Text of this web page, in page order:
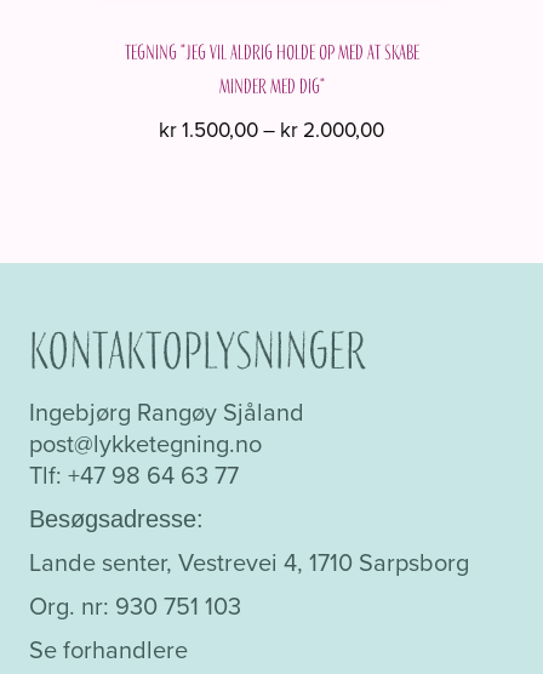
Tegning "Jeg vil aldrig holde op med at skabe
minder med dig"
kr1.500,00– kr 2.000,00Prisinterval:
flere
Mulighederne
kan
på
Kontaktoplysninger
Ingebjørg Rangøy Sjåland
post@lykketegning.no
Tlf: +47 98 64 63 77
Besøgsadresse:
Lande senter, Vestrevei 4, 1710 Sarpsborg
Org. nr: 930 751 103
Se forhandlere